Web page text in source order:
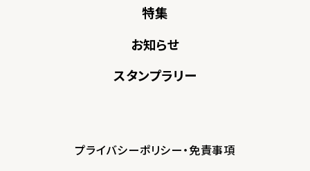
特集
お知らせ
スタンプラリー
プライバシーポリシー・免責事項